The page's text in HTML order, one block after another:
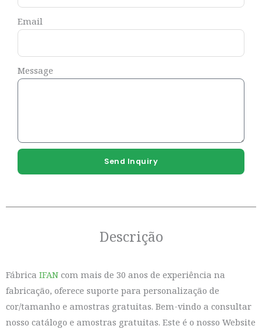
Email
Message
Send Inquiry
Descrição
Fábrica IFAN com mais de 30 anos de experiência na
fabricação, oferece suporte para personalização de
cor/tamanho e amostras gratuitas. Bem-vindo a consultar
nosso catálogo e amostras gratuitas. Este é o nosso Website